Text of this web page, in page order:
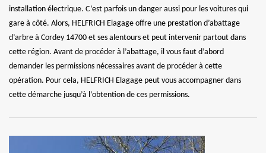
installation électrique. C’est parfois un danger aussi pour les voitures qui
gare à côté. Alors, HELFRICH Elagage offre une prestation d’abattage
d’arbre à Cordey 14700 et ses alentours et peut intervenir partout dans
cette région. Avant de procéder à l’abattage, il vous faut d’abord
demander les permissions nécessaires avant de procéder à cette
opération. Pour cela, HELFRICH Elagage peut vous accompagner dans
cette démarche jusqu’à l’obtention de ces permissions.